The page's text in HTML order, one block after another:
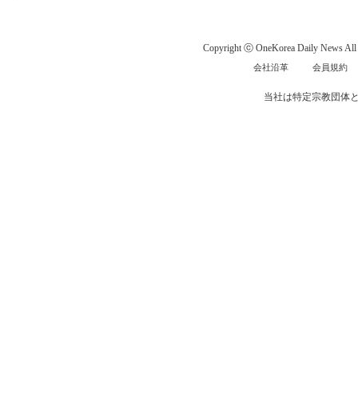
Copyright ⓒ OneKorea Daily News All
会社沿革 会員規約
当社は特定宗教団体